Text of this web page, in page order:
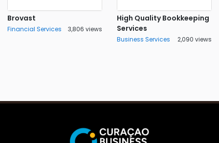
Brovast
Financial Services 3,806 views
High Quality Bookkeeping
Services
Business Services 2,090 views